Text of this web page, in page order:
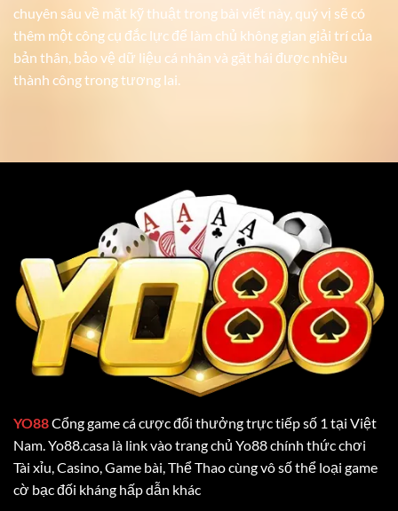
chuyên sâu về mặt kỹ thuật trong bài viết này, quý vị sẽ có
thêm một công cụ đắc lực để làm chủ không gian giải trí của
bản thân, bảo vệ dữ liệu cá nhân và gặt hái được nhiều
thành công trong tương lai.
YO88Cổng game cá cược đổi thưởng trực tiếp số 1 tại Việt
Nam. Yo88.casa là link vào trang chủ Yo88 chính thức chơi
Tài xỉu, Casino, Game bài, Thể Thao cùng vô số thể loại game
cờ bạc đối kháng hấp dẫn khác